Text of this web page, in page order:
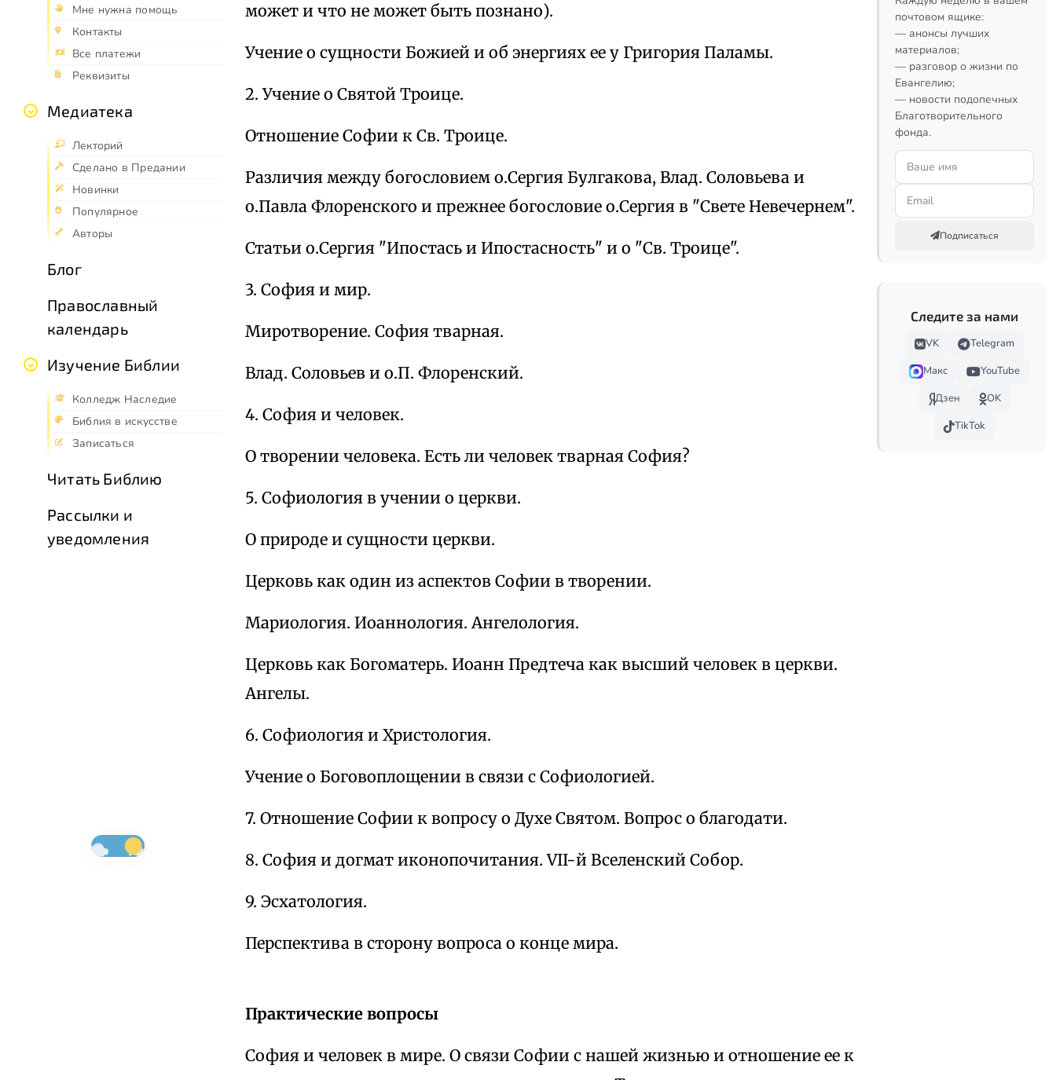
Мне нужна помощь
Контакты
Все платежи
Реквизиты
Медиатека
Лекторий
Сделано в Предании
Новинки
Популярное
Авторы
Блог
Православный
календарь
Изучение Библии
Колледж Наследие
Библия в искусстве
Записаться
Читать Библию
Рассылки и
уведомления
может и что не может быть познано).
Учение о сущности Божией и об энергиях ее у Григория Паламы.
2. Учение о Святой Троице.
Отношение Софии к Св. Троице.
Различия между богословием о.Сергия Булгакова, Влад. Соловьева и
о.Павла Флоренского и прежнее богословие о.Сергия в "Свете Невечернем".
Статьи о.Сергия "Ипостась и Ипостасность" и о "Св. Троице".
3. София и мир.
Миротворение. София тварная.
Влад. Соловьев и о.П. Флоренский.
4. София и человек.
О творении человека. Есть ли человек тварная София?
5. Софиология в учении о церкви.
О природе и сущности церкви.
Церковь как один из аспектов Софии в творении.
Мариология. Иоаннология. Ангелология.
Церковь как Богоматерь. Иоанн Предтеча как высший человек в церкви.
Ангелы.
6. Софиология и Христология.
Учение о Боговоплощении в связи с Софиологией.
7. Отношение Софии к вопросу о Духе Святом. Вопрос о благодати.
8. София и догмат иконопочитания. VII-й Вселенский Собор.
9. Эсхатология.
Перспектива в сторону вопроса о конце мира.
Практические вопросы
София и человек в мире. О связи Софии с нашей жизнью и отношение ее к
почтовом ящике:
— анонсы лучших
материалов;
— разговор о жизни по
Евангелию;
— новости подопечных
Благотворительного
фонда.
Подписаться
Следите за нами
VK
Telegram
Макс
YouTube
Дзен
OK
TikTok